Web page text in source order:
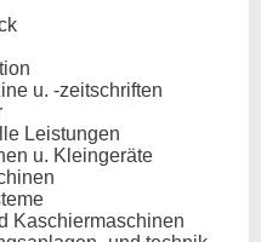
u. -zeitschriften
Leistungen
u. Kleingeräte
Kaschiermaschinen